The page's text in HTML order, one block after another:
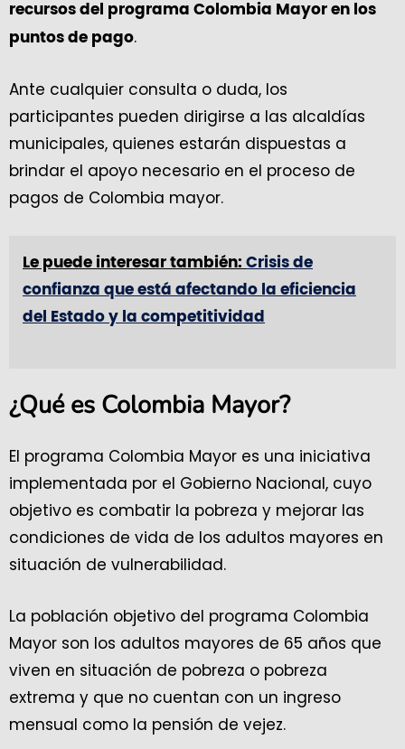
recursos del programa Colombia Mayor en los
puntos de pago.
Ante cualquier consulta o duda, los
participantes pueden dirigirse a las alcaldías
municipales, quienes estarán dispuestas a
brindar el apoyo necesario en el proceso de
pagos de Colombia mayor.
Le puede interesar también: Crisis de
confianza que está afectando la eficiencia
del Estado y la competitividad
¿Qué es Colombia Mayor?
El programa Colombia Mayor es una iniciativa
implementada por el Gobierno Nacional, cuyo
objetivo es combatir la pobreza y mejorar las
condiciones de vida de los adultos mayores en
situación de vulnerabilidad.
La población objetivo del programa Colombia
Mayor son los adultos mayores de 65 años que
viven en situación de pobreza o pobreza
extrema y que no cuentan con un ingreso
mensual como la pensión de vejez.